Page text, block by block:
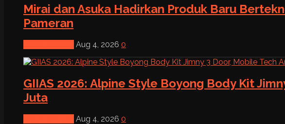
Mirai dan Asuka Hadirkan Produk Baru
Pameran
Aug 4, 2026 0
GIIAS 2026: Alpine Style Boyong Body Kit
Juta
Aug 4, 2026 0